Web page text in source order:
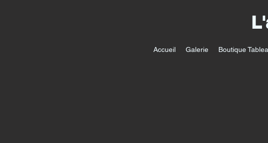
Accueil Galerie Boutique